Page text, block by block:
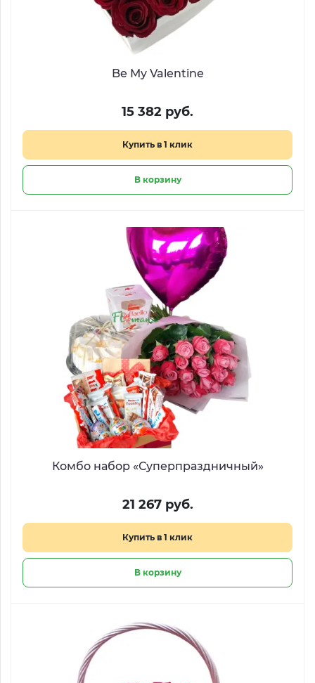
Be My Valentine
15 382 руб.
Купить в 1 клик
В корзину
Комбо набор «Суперпраздничный»
21 267 руб.
Купить в 1 клик
В корзину